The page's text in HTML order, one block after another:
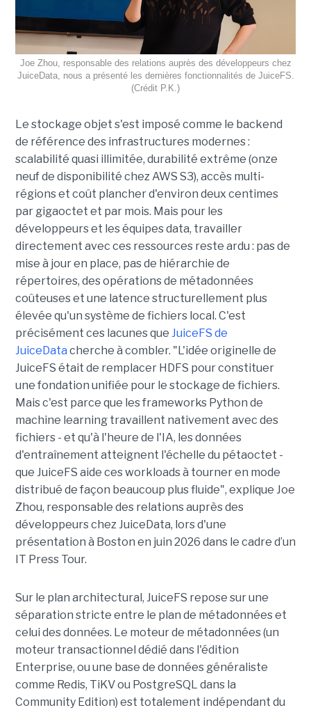
Joe Zhou, responsable des relations auprès des développeurs chez
JuiceData, nous a présenté les dernières fonctionnalités de JuiceFS.
(Crédit P.K.)
Le stockage objet s'est imposé comme le backend
de référence des infrastructures modernes :
scalabilité quasi illimitée, durabilité extrême (onze
neuf de disponibilité chez AWS S3), accès multi-
régions et coût plancher d'environ deux centimes
par gigaoctet et par mois. Mais pour les
développeurs et les équipes data, travailler
directement avec ces ressources reste ardu : pas de
mise à jour en place, pas de hiérarchie de
répertoires, des opérations de métadonnées
coûteuses et une latence structurellement plus
élevée qu'un système de fichiers local. C'est
précisément ces lacunes que JuiceFS de
JuiceData cherche à combler. "L'idée originelle de
JuiceFS était de remplacer HDFS pour constituer
une fondation unifiée pour le stockage de fichiers.
Mais c'est parce que les frameworks Python de
machine learning travaillent nativement avec des
fichiers - et qu'à l'heure de l'IA, les données
d'entraînement atteignent l'échelle du pétaoctet -
que JuiceFS aide ces workloads à tourner en mode
distribué de façon beaucoup plus fluide", explique Joe
Zhou, responsable des relations auprès des
développeurs chez JuiceData, lors d'une
présentation à Boston en juin 2026 dans le cadre d’un
IT Press Tour.
Sur le plan architectural, JuiceFS repose sur une
séparation stricte entre le plan de métadonnées et
celui des données. Le moteur de métadonnées (un
moteur transactionnel dédié dans l'édition
Enterprise, ou une base de données généraliste
comme Redis, TiKV ou PostgreSQL dans la
Community Edition) est totalement indépendant du